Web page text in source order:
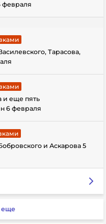
февраля
Тарасова,
и еще пять
6 февраля
и Аскарова 5
еще